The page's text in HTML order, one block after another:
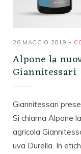
26 MAGGIO 2019
Alpone la
Giannitessari
Giannitessari
Si chiama Alpone
agricola
uva Durella. In